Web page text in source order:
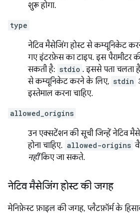
शुरू होगा.
type
नेटिव मैसेजिंग होस्ट से कम्यूनिकेट
गए इंटरफ़ेस का टाइप. इस पैरामीटर
सकती है: stdio . इससे पता चलता
से कम्यूनिकेट करने के लिए, stdin
इस्तेमाल करना चाहिए.
allowed_origins
उन एक्सटेंशन की सूची जिन्हें नेटिव
होना चाहिए. allowed-origins
नहींकिए जा सकते.
नेटिव मैसेजिंग होस्ट की जगह
मेनिफ़ेस्ट फ़ाइल की जगह, प्लैटफ़ॉर्म के